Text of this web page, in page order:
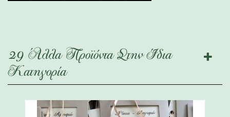
29 Άλλα Προϊόντα Στην Ίδια
Κατηγορία